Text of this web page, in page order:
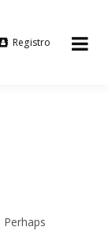
Registro
Perhaps